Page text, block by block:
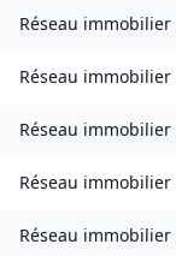
Réseau immobilier
Réseau immobilier
Réseau immobilier
Réseau immobilier
Réseau immobilier